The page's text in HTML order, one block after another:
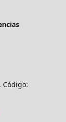
Código: